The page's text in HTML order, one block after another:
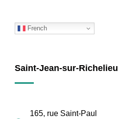
French
Saint-Jean-sur-Richelieu
165, rue Saint-Paul